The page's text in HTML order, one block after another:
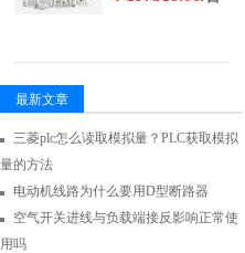
最新文章
三菱plc怎么读取模拟量？PLC获取模拟
量的方法
电动机线路为什么要用D型断路器
空气开关进线与负载端接反影响正常使
用吗